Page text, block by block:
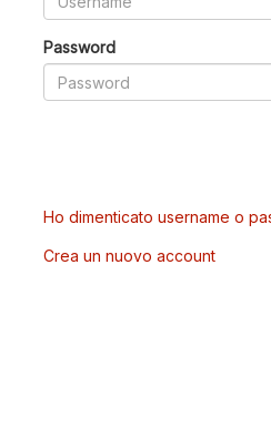
Password
Ho dimenticato username o
Crea un nuovo account